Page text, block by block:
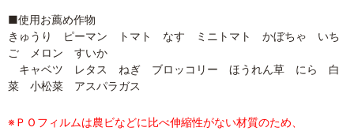
■使用お薦め作物
きゅうり ピーマン トマト なす ミニトマト かぼちゃ いち
ご メロン すいか
キャベツ レタス ねぎ ブロッコリー ほうれん草 にら 白
菜 小松菜 アスパラガス
※ＰＯフィルムは農ビなどに比べ伸縮性がない材質のため、